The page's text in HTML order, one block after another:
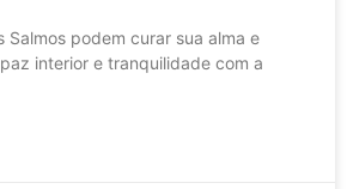
Salmos podem curar sua alma e
interior e tranquilidade com a